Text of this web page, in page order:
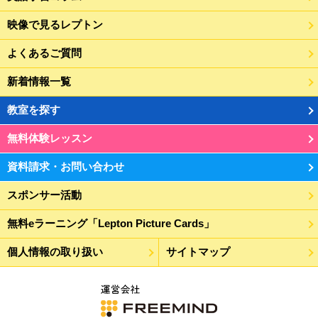
映像で見るレプトン
よくあるご質問
新着情報一覧
教室を探す
無料体験レッスン
資料請求・お問い合わせ
スポンサー活動
無料eラーニング「Lepton Picture Cards」
個人情報の取り扱い サイトマップ